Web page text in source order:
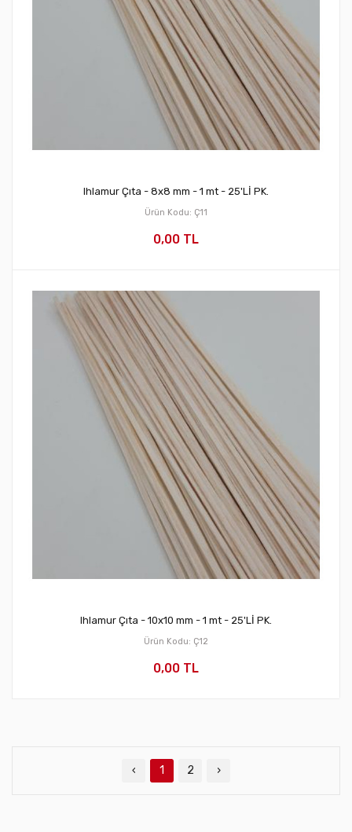
Ihlamur Çıta - 8x8 mm - 1 mt - 25'Lİ PK.
Ürün Kodu: Ç11
0,00 TL
Ihlamur Çıta - 10x10 mm - 1 mt - 25'Lİ PK.
Ürün Kodu: Ç12
0,00 TL
‹ 1 2 ›